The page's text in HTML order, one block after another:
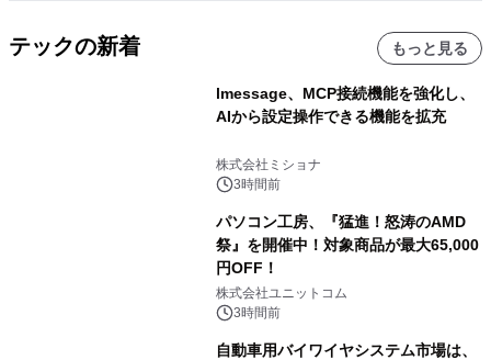
テックの新着 もっと見る
lmessage、MCP接続機能を強化し、
AIから設定操作できる機能を拡充
株式会社ミショナ
3時間前
パソコン工房、『猛進！怒涛のAMD
祭』を開催中！対象商品が最大65,000
円OFF！
株式会社ユニットコム
3時間前
自動車用バイワイヤシステム市場は、